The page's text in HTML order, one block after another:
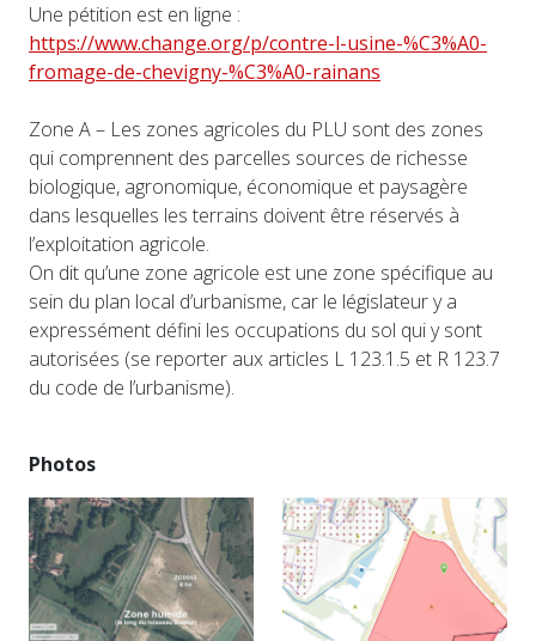
Une pétition est en ligne :
https://www.change.org/p/contre-l-usine-%C3%A0-
fromage-de-chevigny-%C3%A0-rainans
Zone A – Les zones agricoles du PLU sont des zones
qui comprennent des parcelles sources de richesse
biologique, agronomique, économique et paysagère
dans lesquelles les terrains doivent être réservés à
l’exploitation agricole.
On dit qu’une zone agricole est une zone spécifique au
sein du plan local d’urbanisme, car le législateur y a
expressément défini les occupations du sol qui y sont
autorisées (se reporter aux articles L 123.1.5 et R 123.7
du code de l’urbanisme).
Photos